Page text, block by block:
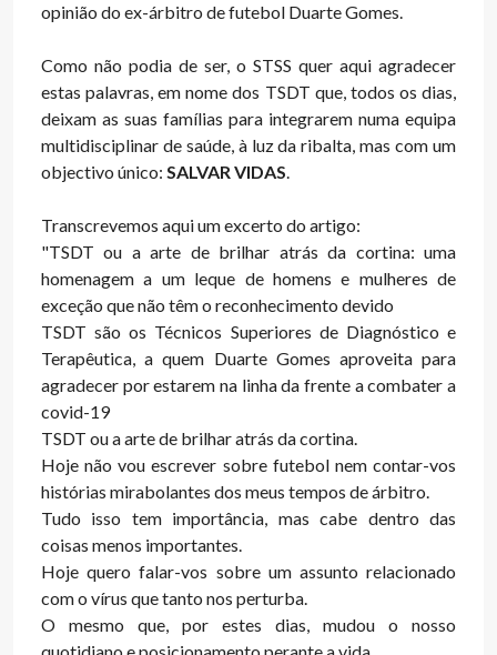
opinião do ex-árbitro de futebol Duarte Gomes.
Como não podia de ser, o STSS quer aqui agradecer
estas palavras, em nome dos TSDT que, todos os dias,
deixam as suas famílias para integrarem numa equipa
multidisciplinar de saúde, à luz da ribalta, mas com um
objectivo único: SALVAR VIDAS.
Transcrevemos aqui um excerto do artigo:
"TSDT ou a arte de brilhar atrás da cortina: uma
homenagem a um leque de homens e mulheres de
exceção que não têm o reconhecimento devido
TSDT são os Técnicos Superiores de Diagnóstico e
Terapêutica, a quem Duarte Gomes aproveita para
agradecer por estarem na linha da frente a combater a
covid-19
TSDT ou a arte de brilhar atrás da cortina.
Hoje não vou escrever sobre futebol nem contar-vos
histórias mirabolantes dos meus tempos de árbitro.
Tudo isso tem importância, mas cabe dentro das
coisas menos importantes.
Hoje quero falar-vos sobre um assunto relacionado
com o vírus que tanto nos perturba.
O mesmo que, por estes dias, mudou o nosso